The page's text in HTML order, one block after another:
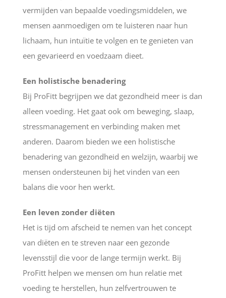
vermijden van bepaalde voedingsmiddelen, we
mensen aanmoedigen om te luisteren naar hun
lichaam, hun intuïtie te volgen en te genieten van
een gevarieerd en voedzaam dieet.
Een holistische benadering
Bij ProFitt begrijpen we dat gezondheid meer is dan
alleen voeding. Het gaat ook om beweging, slaap,
stressmanagement en verbinding maken met
anderen. Daarom bieden we een holistische
benadering van gezondheid en welzijn, waarbij we
mensen ondersteunen bij het vinden van een
balans die voor hen werkt.
Een leven zonder diëten
Het is tijd om afscheid te nemen van het concept
van diëten en te streven naar een gezonde
levensstijl die voor de lange termijn werkt. Bij
ProFitt helpen we mensen om hun relatie met
voeding te herstellen, hun zelfvertrouwen te